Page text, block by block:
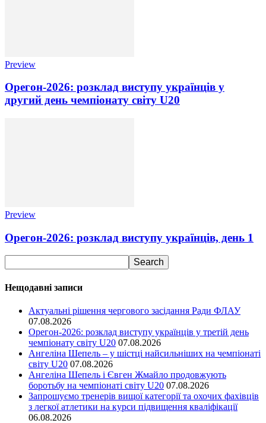
Preview
Орегон-2026: розклад виступу українців у
другий день чемпіонату світу U20
Preview
Орегон-2026: розклад виступу українців, день 1
Нещодавні записи
Актуальні рішення чергового засідання Ради ФЛАУ
07.08.2026
Орегон-2026: розклад виступу українців у третій день
чемпіонату світу U20 07.08.2026
Ангеліна Шепель – у шістці найсильніших на чемпіонаті
світу U20 07.08.2026
Ангеліна Шепель і Євген Жмайло продовжують
боротьбу на чемпіонаті світу U20 07.08.2026
Запрошуємо тренерів вищої категорії та охочих фахівців
з легкої атлетики на курси підвищення кваліфікації
06.08.2026